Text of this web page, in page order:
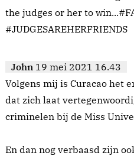
the judges or her to
#JUDGESAREHERFRIENDS
John 19 mei 2021 16.43
Volgens mij is Curacao het
dat zich laat
criminelen bij de Miss
En dan nog verbaasd zijn